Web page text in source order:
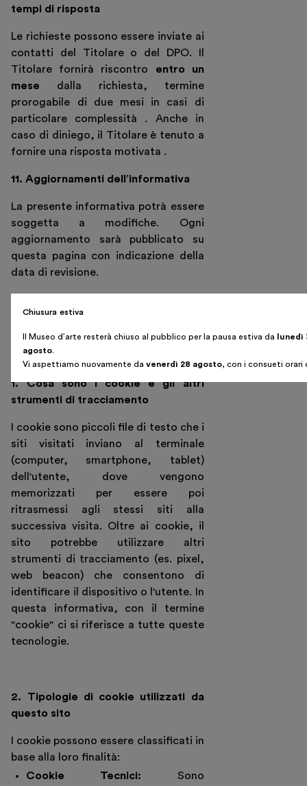
tempi di risposta
Le richieste possono essere inviate ai
contatti del Titolare o del DPO. Il
Titolare fornirà riscontro entro un
mese dalla richiesta, termine
prorogabile di due mesi in casi di
particolare complessità . Anche in
caso di diniego, il Titolare è tenuto a
fornire una risposta motivata .
11. Aggiornamenti dell’informativa
La presente informativa potrà essere
soggetta a modifiche. Ogni
aggiornamento sarà pubblicato su
questa pagina con indicazione della
data di revisione.
PARTE II – INFORMATIVA COOKIE
1. Cosa sono i cookie e gli altri
strumenti di tracciamento
I cookie sono piccoli file di testo che i
siti visitati inviano al terminale
(computer, smartphone, tablet)
dell'utente, dove vengono
memorizzati per essere poi
ritrasmessi agli stessi siti alla
successiva visita. Oltre ai cookie, il
sito potrebbe utilizzare altri
strumenti di tracciamento (es. pixel,
web beacon) che consentono di
identificare il dispositivo o l'utente. In
questa informativa, con il termine
"cookie" ci si riferisce a tutte queste
tecnologie.
2. Tipologie di cookie utilizzati da
questo sito
I cookie possono essere classificati in
base alla loro finalità:
Cookie Tecnici: Sono
Chiusura estiva
Il Museo d’arte resterà chiuso al pubblico per la pausa estiva da
lunedì
agosto.
Vi aspettiamo nuovamente da venerdì 28 agosto, con i consueti orari